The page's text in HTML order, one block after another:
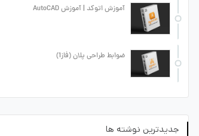
آموزش اتوکد | آموزش AutoCAD
ضوابط طراحی پلان (فاز1)
جدیدترین نوشته ها